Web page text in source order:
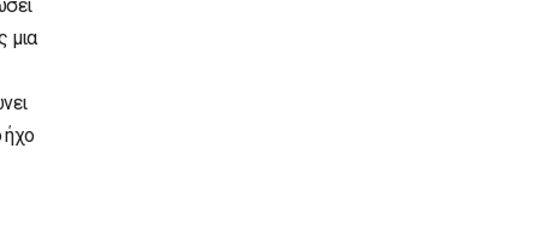
μια
ήχο